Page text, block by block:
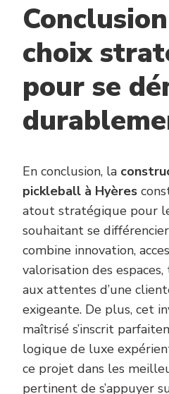
choix
pour se
En conclusion, la
pickleball à Hyères
atout stratégique pour
souhaitant se
combine innovation,
valorisation des
aux attentes d’une
exigeante. De plus, cet
maîtrisé s’inscrit
logique de luxe
ce projet dans les
pertinent de s’appuyer